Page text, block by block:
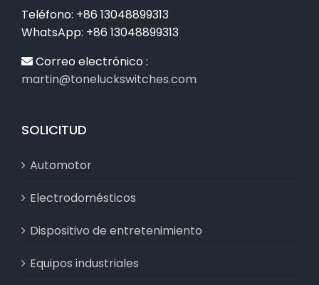
Teléfono: +86 13048899313
WhatsApp: +86 13048899313
Correo electrónico :
martin@toneluckswitches.com
SOLICITUD
Automotor
Electrodomésticos
Dispositivo de entretenimiento
Equipos industriales